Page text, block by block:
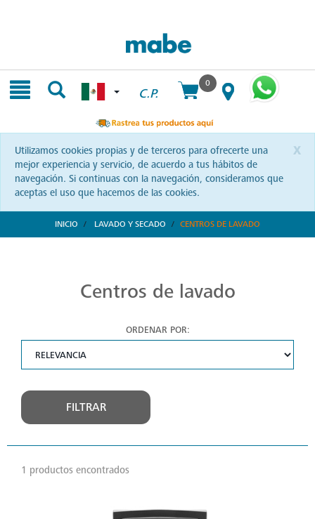
C.P.
0
x
Utilizamos cookies propias y de terceros para ofrecerte una
mejor experiencia y servicio, de acuerdo a tus hábitos de
navegación. Si continuas con la navegación, consideramos que
aceptas el uso que hacemos de las cookies.
INICIO LAVADO Y SECADO CENTROS DE LAVADO
Centros de lavado
ORDENAR POR:
FILTRAR
1 productos encontrados